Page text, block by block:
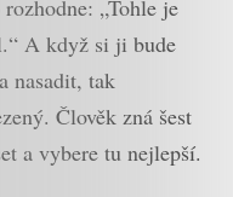
„Tohle je
A když si ji bude
nasadit, tak
Člověk zná šest
a vybere tu nejlepší.